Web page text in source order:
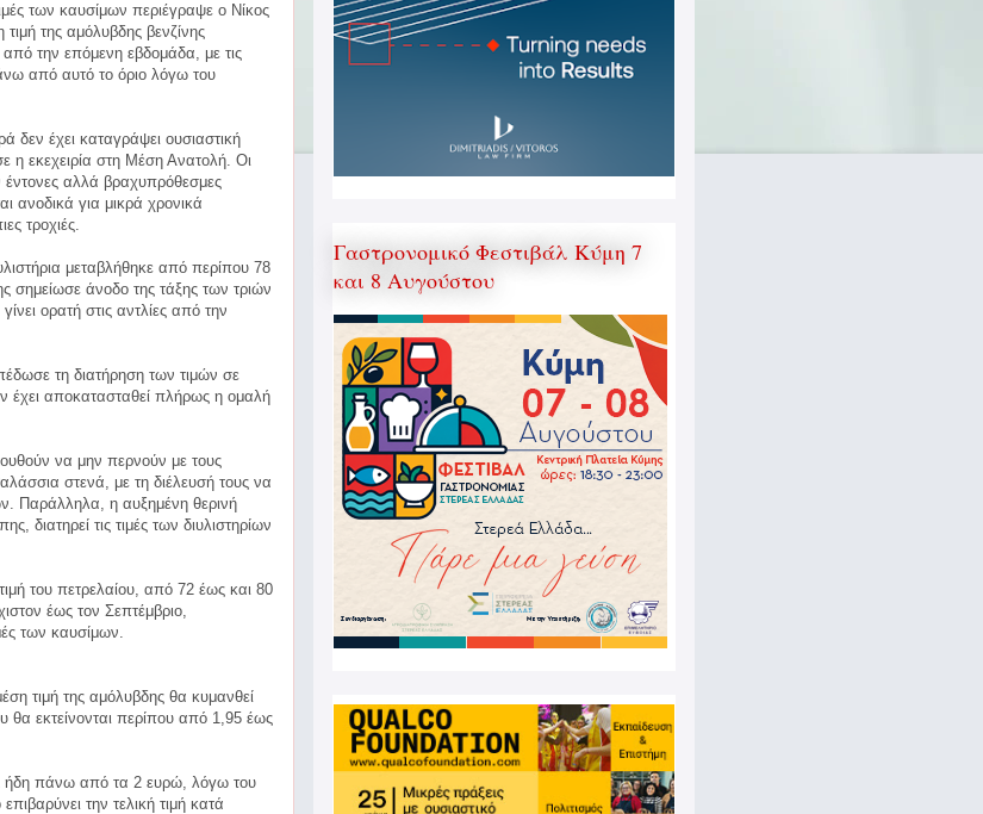
των καυσίμων περιέγραψε ο Νίκος
της αμόλυβδης βενζίνης
την επόμενη εβδομάδα, με τις
από αυτό το όριο λόγω του
έχει καταγράψει ουσιαστική
η εκεχειρία στη Μέση Ανατολή. Οι
έντονες αλλά βραχυπρόθεσμες
ανοδικά για μικρά χρονικά
τροχιές.
μεταβλήθηκε από περίπου 78
σημείωσε άνοδο της τάξης των τριών
ορατή στις αντλίες από την
τη διατήρηση των τιμών σε
έχει αποκατασταθεί πλήρως η ομαλή
να μην περνούν με τους
στενά, με τη διέλευσή τους να
Παράλληλα, η αυξημένη θερινή
διατηρεί τις τιμές των διυλιστηρίων
του πετρελαίου, από 72 έως και 80
έως τον Σεπτέμβριο,
των καυσίμων.
τιμή της αμόλυβδης θα κυμανθεί
θα εκτείνονται περίπου από 1,95 έως
ήδη πάνω από τα 2 ευρώ, λόγω του
την τελική τιμή κατά
Γαστρονομικό Φεστιβάλ Κύμη 7
και 8 Αυγούστου